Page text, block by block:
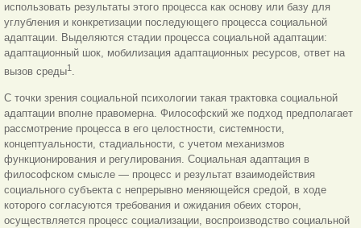
использовать результаты этого процесса как основу или базу для
углубления и конкретизации последующего процесса социальной
адаптации. Выделяются стадии процесса социальной адаптации:
адаптационный шок, мобилизация адаптационных ресурсов, ответ на
вызов среды1 .
С точки зрения социальной психологии такая трактовка социальной
адаптации вполне правомерна. Философский же подход предполагает
рассмотрение процесса в его целостности, системности,
концептуальности, стадиальности, с учетом механизмов
функционирования и регулирования. Социальная адаптация в
философском смысле — процесс и результат взаимодействия
социального субъекта с непрерывно меняющейся средой, в ходе
которого согласуются требования и ожидания обеих сторон,
осуществляется процесс социализации, воспроизводство социальной